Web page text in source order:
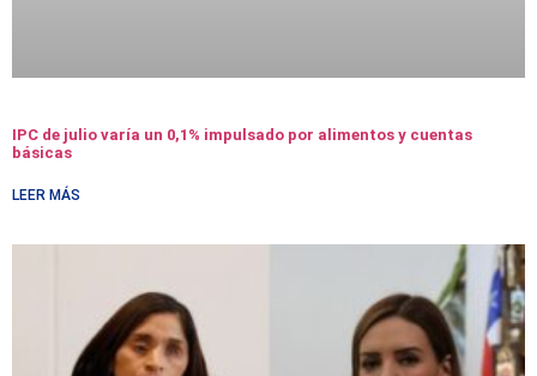
IPC de julio varía un 0,1% impulsado por alimentos y cuentas
básicas
LEER MÁS